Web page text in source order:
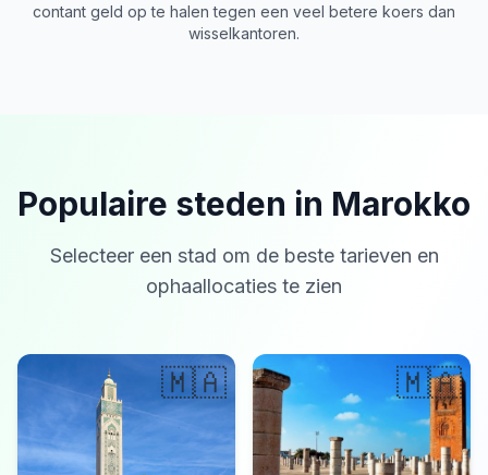
contant geld op te halen tegen een veel betere koers dan
wisselkantoren.
Populaire steden in Marokko
Selecteer een stad om de beste tarieven en
ophaallocaties te zien
🇲🇦 🇲🇦